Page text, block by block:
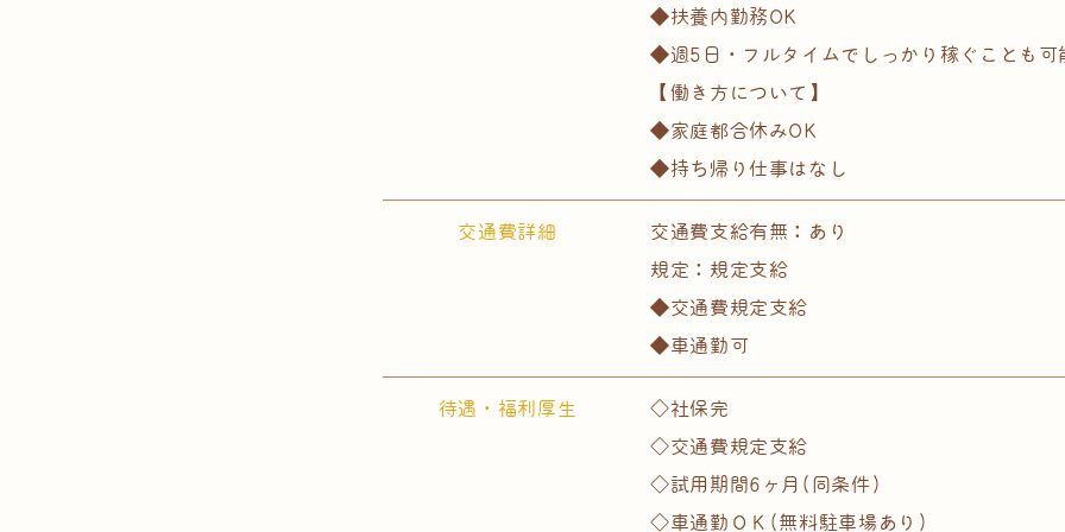
◆扶養内勤務OK
◆週5日・フルタイムでしっかり稼ぐことも可
【働き方について】
◆家庭都合休みOK
◆持ち帰り仕事はなし
交通費詳細
交通費支給有無：あり
規定：規定支給
◆交通費規定支給
◆車通勤可
待遇・福利厚生
◇社保完
◇交通費規定支給
◇試用期間6ヶ月(同条件)
◇車通勤ＯＫ(無料駐車場あり)